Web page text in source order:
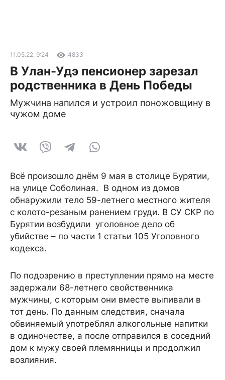
11.05.22, 9:24 4833
В Улан-Удэ пенсионер зарезал
родственника в День Победы
Мужчина напился и устроил поножовщину в
чужом доме
Всё произошло днём 9 мая в столице Бурятии,
на улице Соболиная. В одном из домов
обнаружили тело 59-летнего местного жителя
с колото-резаным ранением груди. В СУ СКР по
Бурятии возбудили уголовное дело об
убийстве – по части 1 статьи 105 Уголовного
кодекса.
По подозрению в преступлении прямо на месте
задержали 68-летнего свойственника
мужчины, с которым они вместе выпивали в
тот день. По данным следствия, сначала
обвиняемый употреблял алкогольные напитки
в одиночестве, а после отправился в соседний
дом к мужу своей племянницы и продолжил
возлияния.